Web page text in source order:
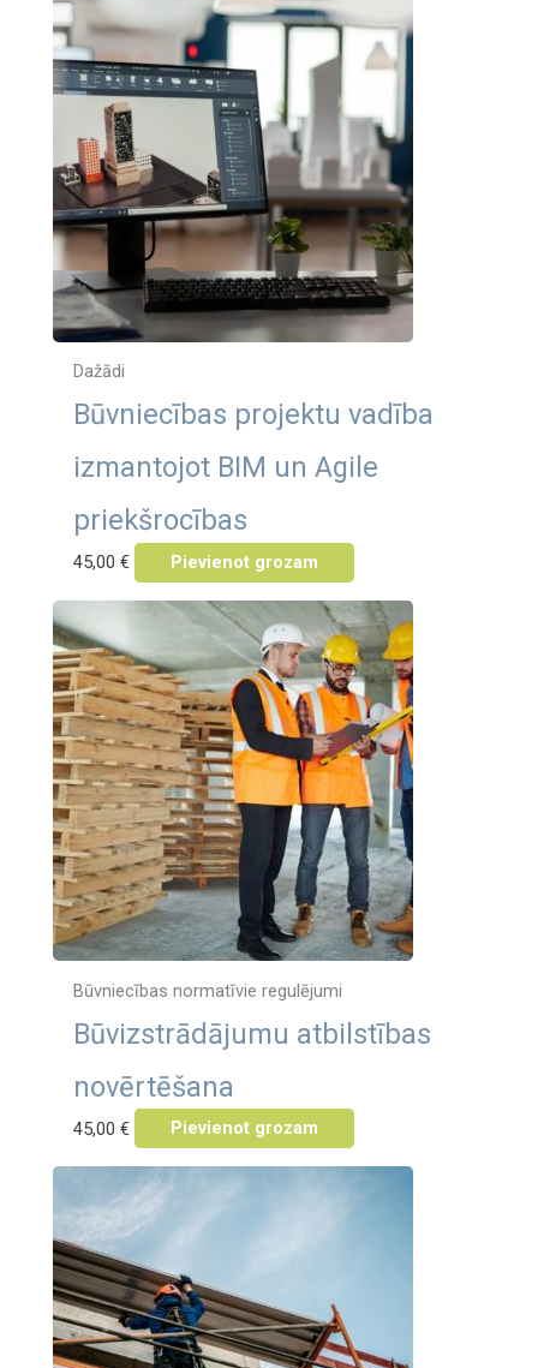
Dažādi
Būvniecības projektu vadība
izmantojot BIM un Agile
priekšrocības
45,00€ Pievienot grozam
Būvniecības normatīvie regulējumi
Būvizstrādājumu atbilstības
novērtēšana
45,00€ Pievienot grozam